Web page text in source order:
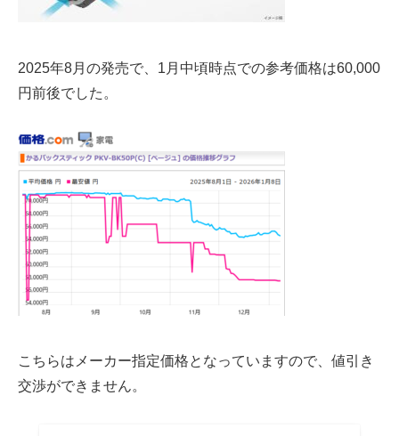
2025年8月の発売で、1月中頃時点での参考価格は60,000
円前後でした。
こちらはメーカー指定価格となっていますので、値引き
交渉ができません。